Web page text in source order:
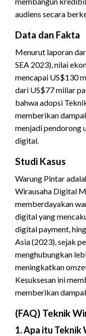
audiens secara
Data dan Fakta
Menurut laporan
SEA 2023), nilai
mencapai US$130
dari US$77 miliar
bahwa adopsi
memberikan
menjadi pendorong
digital.
Studi Kasus
Warung Pintar
Wirausaha Digital
memberdayakan
digital yang
digital payment,
Asia (2023), sejak
menghubungkan
meningkatkan
Kesuksesan ini
memberikan
(FAQ) Teknik
1. Apa itu